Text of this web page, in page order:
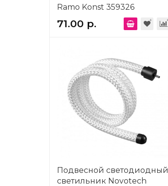
Ramo Konst 359326
71.00 р.
Подвесной светодиодный
светильник Novotech